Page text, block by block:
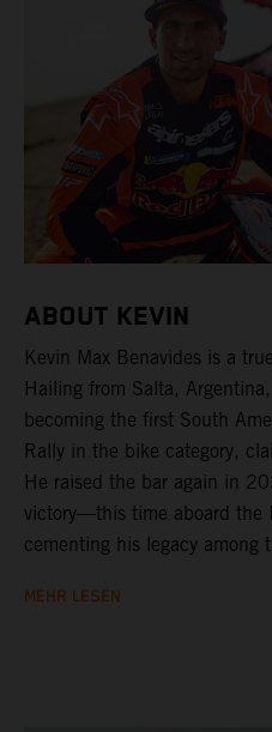
ABOUT KEVIN
Kevin Max Benavides is a
Hailing from Salta,
becoming the first South
Rally in the bike category,
He raised the bar again in
victory—this time aboard
cementing his legacy among
MEHR LESEN